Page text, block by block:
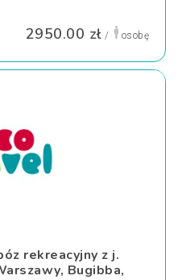
2950.00 zł / osobę
rekreacyjny z j.
Bugibba,